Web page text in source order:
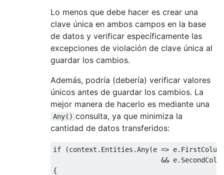
Lo menos que debe hacer es crear una
clave única en ambos campos en la base
de datos y verificar específicamente las
excepciones de violación de clave única al
guardar los cambios.
Además, podría (debería) verificar valores
únicos antes de guardar los cambios. La
mejor manera de hacerlo es mediante una
Any() consulta, ya que minimiza la
cantidad de datos transferidos:
if (context . Entities .Any(e => e.
&& e.
{